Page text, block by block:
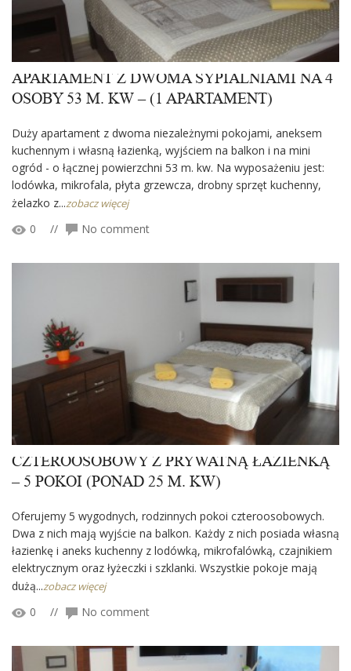
APARTAMENT Z DWOMA SYPIALNIAMI NA 4
OSOBY 53 M. KW – (1 APARTAMENT)
Duży apartament z dwoma niezależnymi pokojami, aneksem
kuchennym i własną łazienką, wyjściem na balkon i na mini
ogród - o łącznej powierzchni 53 m. kw. Na wyposażeniu jest:
lodówka, mikrofala, płyta grzewcza, drobny sprzęt kuchenny,
żelazko z...zobacz więcej
0 // No comment
CZTEROOSOBOWY Z PRYWATNĄ ŁAZIENKĄ
– 5 POKOI (PONAD 25 M. KW)
Oferujemy 5 wygodnych, rodzinnych pokoi czteroosobowych.
Dwa z nich mają wyjście na balkon. Każdy z nich posiada własną
łazienkę i aneks kuchenny z lodówką, mikrofalówką, czajnikiem
elektrycznym oraz łyżeczki i szklanki. Wszystkie pokoje mają
dużą...zobacz więcej
0 // No comment